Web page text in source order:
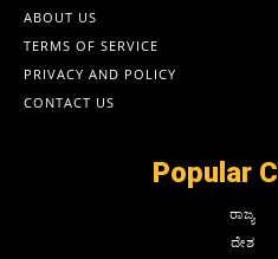
ABOUT US
TERMS OF SERVICE
PRIVACY AND POLICY
CONTACT US
Popular
ರಾಜ್ಯ
ದೇಶ